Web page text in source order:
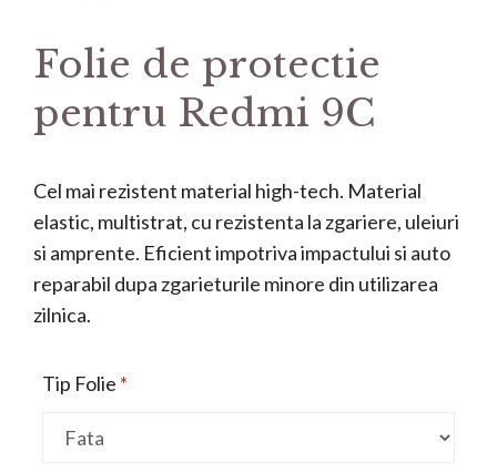
Folie de protectie
pentru Redmi 9C
Cel mai rezistent material high-tech. Material
elastic, multistrat, cu rezistenta la zgariere, uleiuri
si amprente. Eficient impotriva impactului si auto
reparabil dupa zgarieturile minore din utilizarea
zilnica.
Tip Folie *